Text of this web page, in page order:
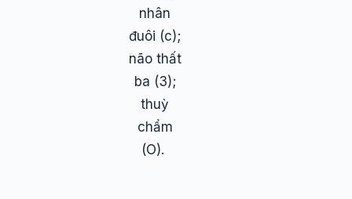
nhân
đuôi (c);
não thất
ba (3);
thuỳ
chẩm
(O).